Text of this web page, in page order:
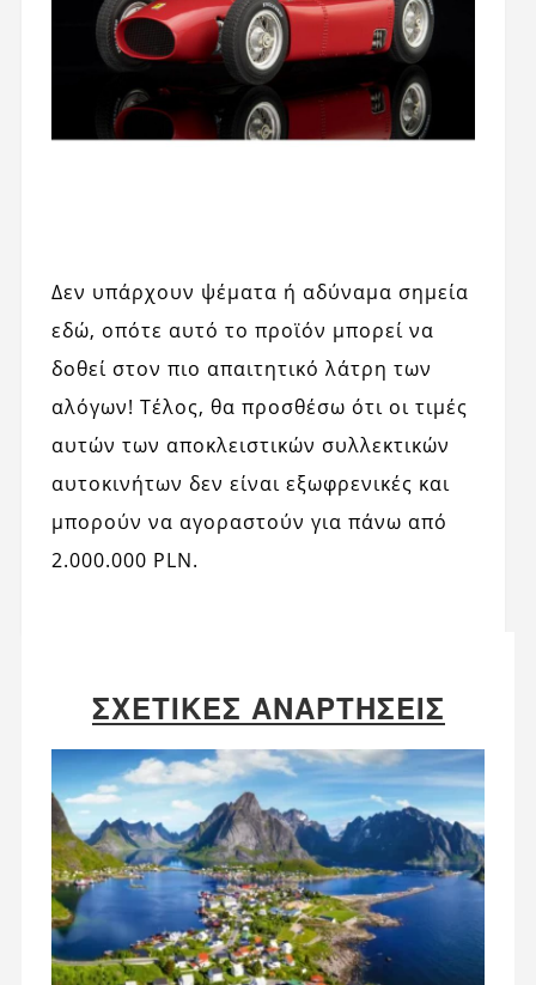
Δεν υπάρχουν ψέματα ή αδύναμα σημεία
εδώ, οπότε αυτό το προϊόν μπορεί να
δοθεί στον πιο απαιτητικό λάτρη των
αλόγων! Τέλος, θα προσθέσω ότι οι τιμές
αυτών των αποκλειστικών συλλεκτικών
αυτοκινήτων δεν είναι εξωφρενικές και
μπορούν να αγοραστούν για πάνω από
2.000.000 PLN.
ΣΧΕΤΙΚΈΣ ΑΝΑΡΤΉΣΕΙΣ